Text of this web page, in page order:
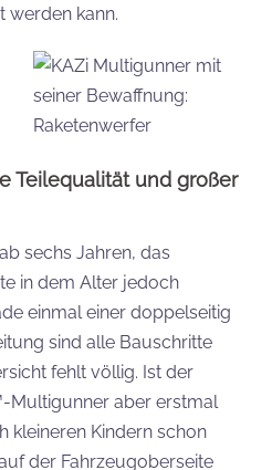
werden kann.
Teilequalität und großer
sechs Jahren, das
in dem Alter jedoch
einmal einer doppelseitig
sind alle Bauschritte
fehlt völlig. Ist der
Multigunner aber erstmal
kleineren Kindern schon
der Fahrzeugoberseite